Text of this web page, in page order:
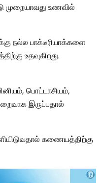
முறையாவது உணவில்
நல்ல பாக்டீரியாக்களை
உதவுகிறது.
பொட்டாசியம்,
இருப்பதால்
கணையத்திற்கு